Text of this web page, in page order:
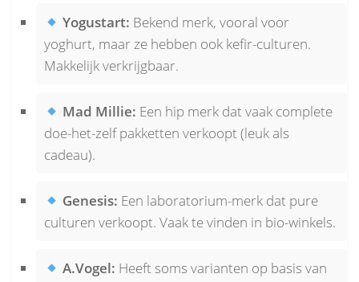
Yogustart: Bekend merk, vooral voor
yoghurt, maar ze hebben ook kefir-culturen.
Makkelijk verkrijgbaar.
Mad Millie: Een hip merk dat vaak complete
doe-het-zelf pakketten verkoopt (leuk als
cadeau).
Genesis: Een laboratorium-merk dat pure
culturen verkoopt. Vaak te vinden in bio-winkels.
A.Vogel: Heeft soms varianten op basis van